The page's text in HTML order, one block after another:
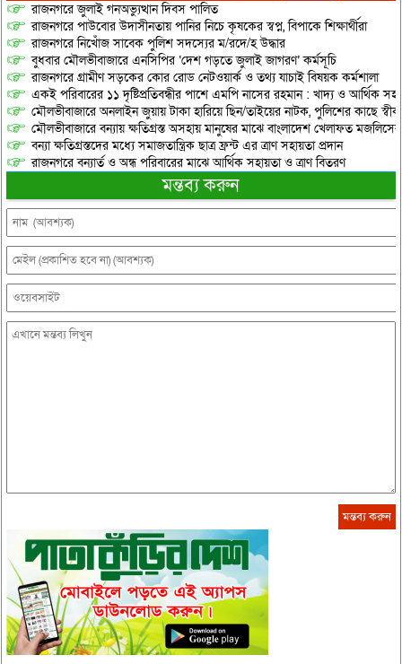
রাজনগরে জুলাই গনঅভ্যুত্থান দিবস পালিত
রাজনগরে পাউবোর উদাসীনতায় পানির নিচে কৃষকের স্বপ্ন, বিপাকে শিক্ষার্থীরা
রাজনগরে নিখোঁজ সাবেক পুলিশ সদস্যের ম/রদে/হ উদ্ধার
বুধবার মৌলভীবাজারে এনসিপির ‘দেশ গড়তে জুলাই জাগরণ’ কর্মসূচি
রাজনগরে গ্রামীণ সড়কের কোর রোড নেটওয়ার্ক ও তথ্য যাচাই বিষয়ক কর্মশালা
একই পরিবারের ১১ দৃষ্টিপ্রতিবন্ধীর পাশে এমপি নাসের রহমান : খাদ্য ও আর্থিক
মৌলভীবাজারে অনলাইন জুয়ায় টাকা হারিয়ে ছিন/তাইয়ের নাটক, পুলিশের কাছে
মৌলভীবাজারে বন্যায় ক্ষতিগ্রস্ত অসহায় মানুষের মাঝে বাংলাদেশ খেলাফত মজলিসের
বন্যা ক্ষতিগ্রস্তদের মধ্যে সমাজতান্ত্রিক ছাত্র ফ্রন্ট এর ত্রাণ সহায়তা প্রদান
রাজনগরে বন্যার্ত ও অন্ধ পরিবারের মাঝে আর্থিক সহায়তা ও ত্রাণ বিতরণ
মন্তব্য করুন